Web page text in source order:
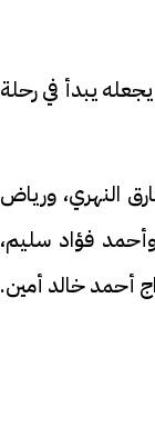
يبدأ في رحلة
النهري، ورياض
فؤاد سليم،
أحمد خالد أمين.